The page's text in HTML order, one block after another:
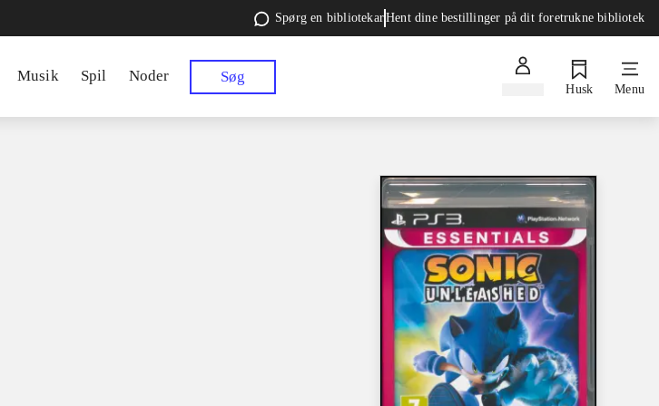
Spørg en bibliotekarHent dine bestillinger på dit foretrukne bibliotek
Musik Spil Noder Søg
Husk Menu